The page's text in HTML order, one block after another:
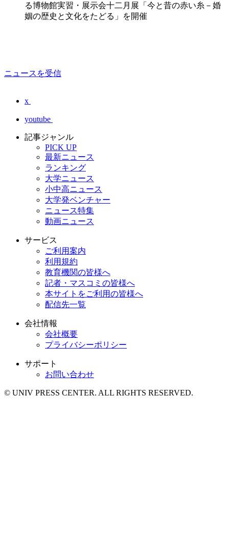
る博物館実習・展示会十二月展「今と昔の赤い糸－婚
姻の歴史と文化をたどる」を開催
ニュースを受信
x
youtube
記事ジャンル
PICK UP
最新ニュース
ランキング
大学ニュース
小中高ニュース
大学発ベンチャー
ニュース特集
動画ニュース
サービス
ご利用案内
利用規約
教育機関の皆様へ
記者・マスコミの皆様へ
本サイトをご利用の皆様へ
配信先一覧
会社情報
会社概要
プライバシーポリシー
サポート
お問い合わせ
© UNIV PRESS CENTER. ALL RIGHTS RESERVED.